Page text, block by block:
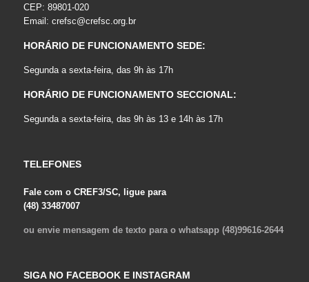
CEP: 89801-020
Email: crefsc@crefsc.org.br
HORÁRIO DE FUNCIONAMENTO SEDE:
Segunda a sexta-feira, das 9h às 17h
HORÁRIO DE FUNCIONAMENTO SECCIONAL:
Segunda a sexta-feira, das 9h às 13 e 14h às 17h
TELEFONES
Fale com o CREF3/SC, ligue para
(48) 33487007
ou envie mensagem de texto para o whatsapp (48)99616-2644
SIGA NO FACEBOOK E INSTAGRAM